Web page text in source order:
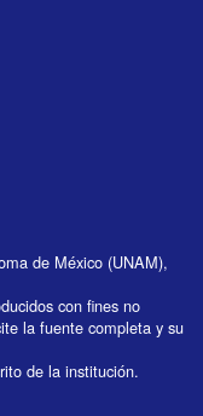
de México (UNAM),
con fines no
la fuente completa y su
de la institución.